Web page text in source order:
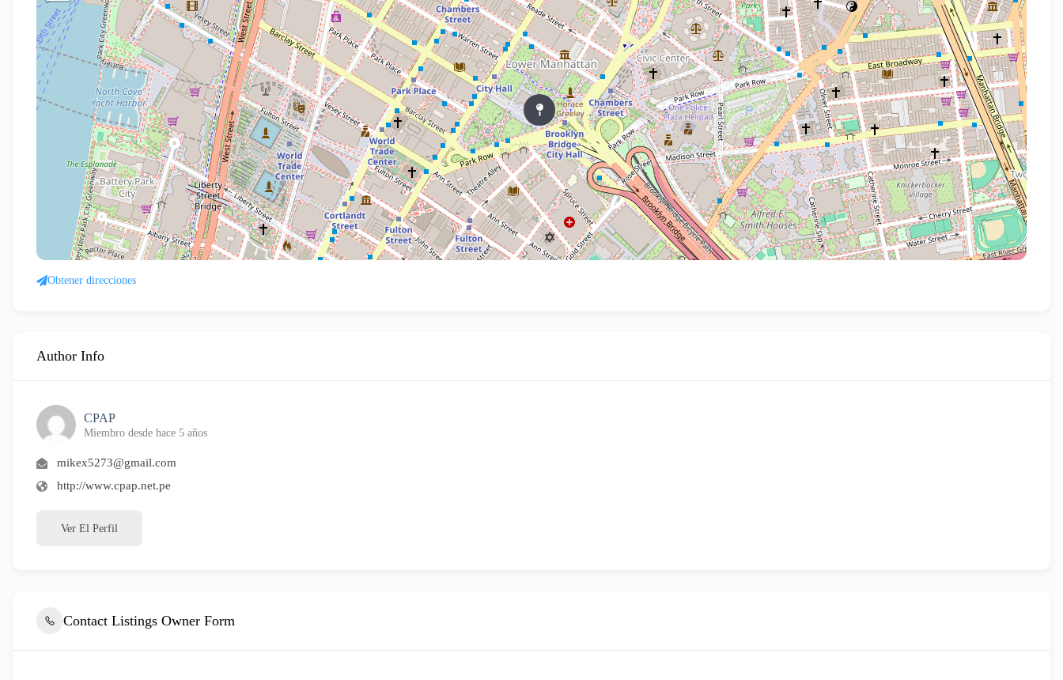
Obtener direcciones
Author Info
CPAP
Miembro desde hace 5 años
mikex5273@gmail.com
http://www.cpap.net.pe
Ver El Perfil
Contact Listings Owner Form